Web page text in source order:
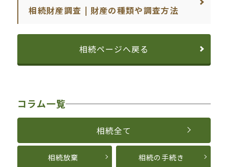
相続財産調査 | 財産の種類や調査方法
相続ページへ戻る
コラム一覧
相続全て
相続放棄 相続の手続き